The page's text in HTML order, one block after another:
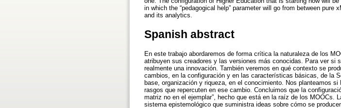
in which the “pedagogical help” parameter will go from between
and its analytics.
Spanish abstract
En este trabajo abordaremos de forma crítica la naturaleza de los
atribuyen sus creadores y las versiones más conocidas. Para ver si
realmente una innovación. También veremos en qué contexto se
cambios, en la configuración y en las características básicas, de la
base, organización y riqueza, en el conocimiento. Nos planteamos
rasgos que repercuten en ese cambio. Concluimos que la
matriz no en el ejemplar”, hecho que está en la raíz de los MOOCs.
sistema epistemológico que suministra ideas sobre cómo se